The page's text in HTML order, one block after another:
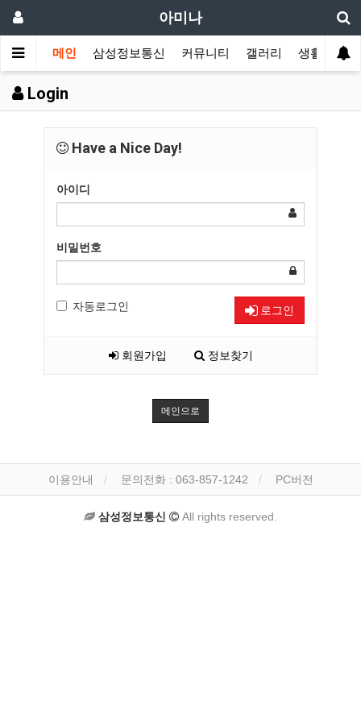
아미나
메인 삼성정보통신 커뮤니티 갤러리 생활 정보
Login
Have a Nice Day!
아이디
비밀번호
자동로그인 로그인
회원가입 정보찾기
메인으로
이용안내 문의전화 : 063-857-1242 PC버전
삼성정보통신 All rights reserved.